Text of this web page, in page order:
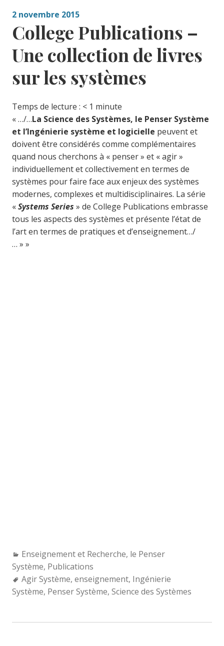
2 novembre 2015
College Publications –
Une collection de livres
sur les systèmes
Temps de lecture : < 1 minute
« …/…La Science des Systèmes, le Penser Système
et l’Ingénierie système et logicielle peuvent et
doivent être considérés comme complémentaires
quand nous cherchons à « penser » et « agir »
individuellement et collectivement en termes de
systèmes pour faire face aux enjeux des systèmes
modernes, complexes et multidisciplinaires. La série
«Systems Series » de College Publications embrasse
tous les aspects des systèmes et présente l’état de
l’art en termes de pratiques et d’enseignement…/
… » »
Categories:
Enseignement et Recherche, le Penser
Système, Publications
Tags:
Agir Système, enseignement, Ingénierie
Système, Penser Système, Science des Systèmes